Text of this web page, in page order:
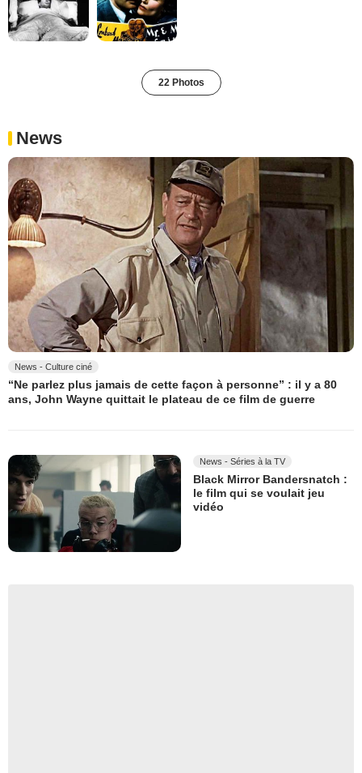
22 Photos
News
News - Culture ciné
“Ne parlez plus jamais de cette façon à personne” : il y a 80
ans, John Wayne quittait le plateau de ce film de guerre
News - Séries à la TV
Black Mirror Bandersnatch :
le film qui se voulait jeu
vidéo